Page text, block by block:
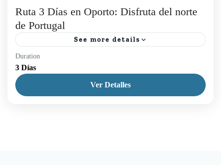
Ruta 3 Días en Oporto: Disfruta del norte
de Portugal
See more details
¡Descubre nuestra Ruta 3 Días en Oporto! Una
experiencia exclusiva, sin preocupaciones, donde
tú decides cada detalle. Con un guía local
Duration
3 Días
Ver Detalles